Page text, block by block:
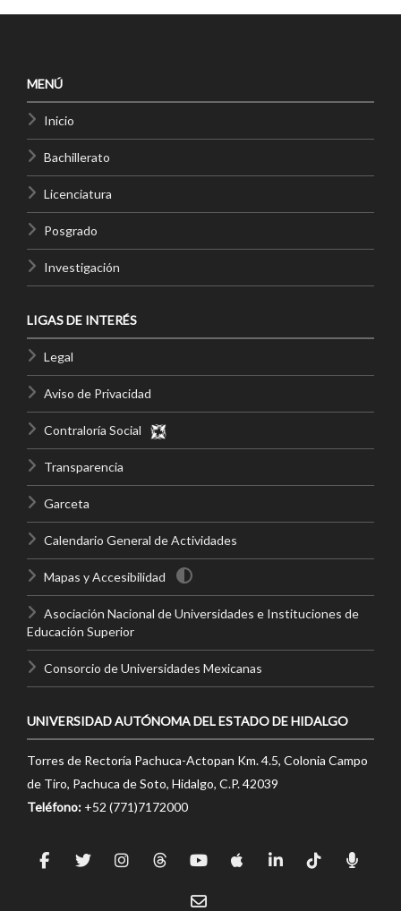
MENÚ
Inicio
Bachillerato
Licenciatura
Posgrado
Investigación
LIGAS DE INTERÉS
Legal
Aviso de Privacidad
Contraloría Social
Transparencia
Garceta
Calendario General de Actividades
Mapas y Accesibilidad
Asociación Nacional de Universidades e Instituciones de
Educación Superior
Consorcio de Universidades Mexicanas
UNIVERSIDAD AUTÓNOMA DEL ESTADO DE HIDALGO
Torres de Rectoría Pachuca-Actopan Km. 4.5, Colonia Campo
de Tiro, Pachuca de Soto, Hidalgo, C.P. 42039
Teléfono: +52 (771)7172000